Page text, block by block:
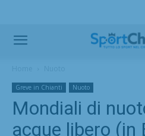
Greve in Chianti Nuoto
Mondiali di
acque libero (in